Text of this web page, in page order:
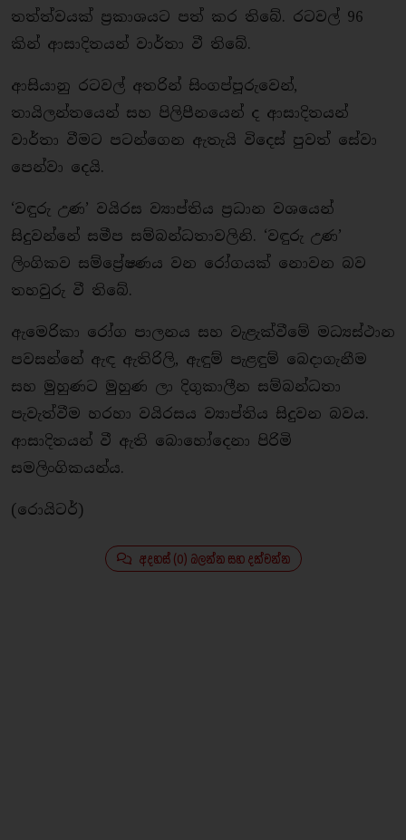
තත්ත්වයක් ප්‍රකාශයට පත් කර තිබේ. රටවල් 96
කින් ආසාදිතයන් වාර්තා වී තිබේ.
ආසියානු රටවල් අතරින් සිංගප්පූරුවෙන්,
තායිලන්තයෙන් සහ පිලිපීනයෙන් ද ආසාදිතයන්
වාර්තා වීමට පටන්ගෙන ඇතැයි විදෙස් පුවත් සේවා
පෙන්වා දෙයි.
‘වඳුරු උණ’ වයිරස ව්‍යාප්තිය ප්‍රධාන වශයෙන්
සිදුවන්නේ සමීප සම්බන්ධතාවලිනි. ‘වඳුරු උණ’
ලිංගිකව සම්ප්‍රේෂණය වන රෝගයක් නොවන බව
තහවුරු වී තිබේ.
ඇමෙරිකා රෝග පාලනය සහ වැළැක්වීමේ මධ්‍යස්ථාන
පවසන්නේ ඇඳ ඇතිරිලි, ඇඳුම් පැළඳුම් බෙදාගැනීම
සහ මුහුණට මුහුණ ලා දිගුකාලීන සම්බන්ධතා
පැවැත්වීම හරහා වයිරසය ව්‍යාප්තිය සිදුවන බවය.
ආසාදිතයන් වී ඇති බොහෝදෙනා පිරිමි
සමලිංගිකයන්ය.
(රොයිටර්)
අදහස් (0) බලන්න සහ දක්වන්න